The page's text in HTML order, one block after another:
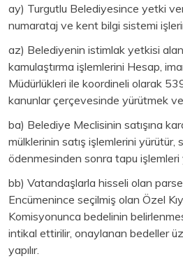
ay) Turgutlu Belediyesince yetki
numarataj ve kent bilgi sistemi
az) Belediyenin istimlak yetkisi
kamulaştırma işlemlerini Hesap,
Müdürlükleri ile koordineli olarak
kanunlar çerçevesinde yürütmek ve
ba) Belediye Meclisinin satışına
mülklerinin satış işlemlerini yürütür,
ödenmesinden sonra tapu işlemleri
bb) Vatandaşlarla hisseli olan
Encümenince seçilmiş olan Özel
Komisyonunca bedelinin
intikal ettirilir, onaylanan bedeller
yapılır.